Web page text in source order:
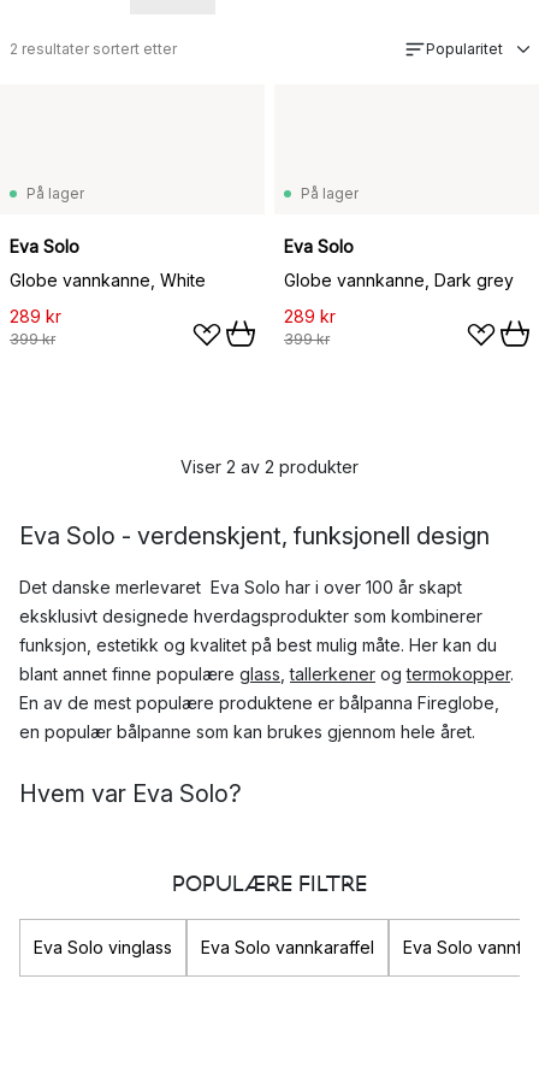
2 resultater sortert etter Popularitet
På lager
Eva Solo
Globe vannkanne, White
289 kr
399 kr
På lager
Eva Solo
Globe vannkanne, Dark grey
289 kr
399 kr
Viser 2 av 2 produkter
Eva Solo - verdenskjent, funksjonell design
Det danske merlevaret Eva Solo har i over 100 år skapt
eksklusivt designede hverdagsprodukter som kombinerer
funksjon, estetikk og kvalitet på best mulig måte. Her kan du
blant annet finne populære glass ,tallerkener ogtermokopper.
En av de mest populære produktene er bålpanna Fireglobe,
en populær bålpanne som kan brukes gjennom hele året.
Hvem var Eva Solo?
familiebedriften av fjerde generasjon av Solo-familien.
Historien bak Eva Solo
POPULÆRE FILTRE
Eva Solo vinglass Eva Solo vannkaraffel Eva Solo